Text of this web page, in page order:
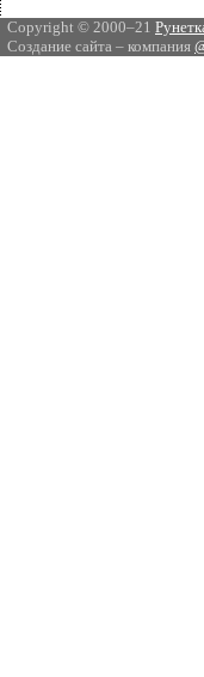
Copyright © 2000–21
Создание сайта – компания